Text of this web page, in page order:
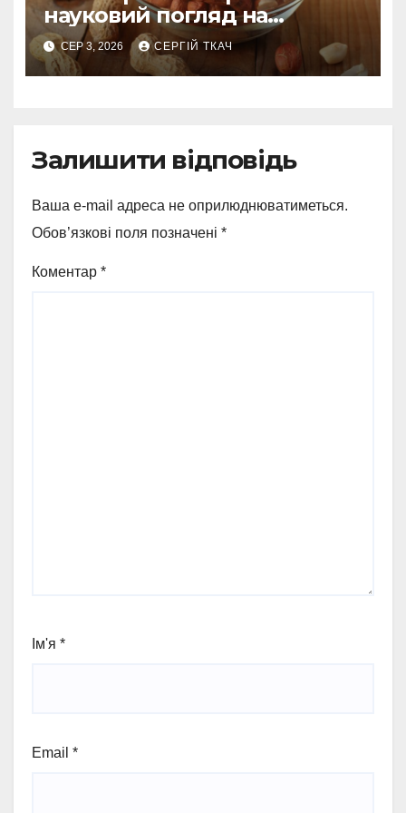
науковий погляд на
поживну цінність
СЕР 3, 2026 СЕРГІЙ ТКАЧ
Залишити відповідь
Ваша e-mail адреса не оприлюднюватиметься.
Обов’язкові поля позначені *
Коментар *
Ім'я *
Email *